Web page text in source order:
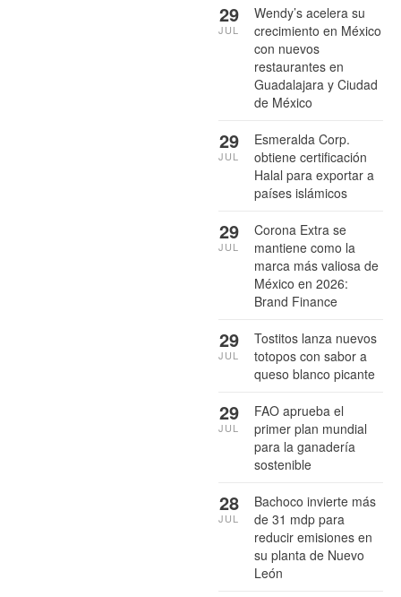
Wendy’s acelera su
crecimiento en México
con nuevos
restaurantes en
Guadalajara y Ciudad
de México
29
JUL
Esmeralda Corp.
obtiene certificación
Halal para exportar a
países islámicos
29
JUL
Corona Extra se
mantiene como la
marca más valiosa de
México en 2026:
Brand Finance
29
JUL
Tostitos lanza nuevos
totopos con sabor a
queso blanco picante
29
JUL
FAO aprueba el
primer plan mundial
para la ganadería
sostenible
29
JUL
Bachoco invierte más
de 31 mdp para
reducir emisiones en
su planta de Nuevo
León
28
JUL